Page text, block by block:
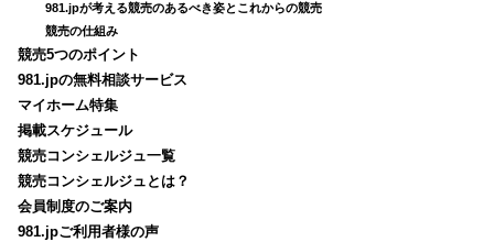
981.jpが考える競売のあるべき姿とこれからの競売
競売の仕組み
競売5つのポイント
981.jpの無料相談サービス
マイホーム特集
掲載スケジュール
競売コンシェルジュ一覧
競売コンシェルジュとは？
会員制度のご案内
981.jpご利用者様の声